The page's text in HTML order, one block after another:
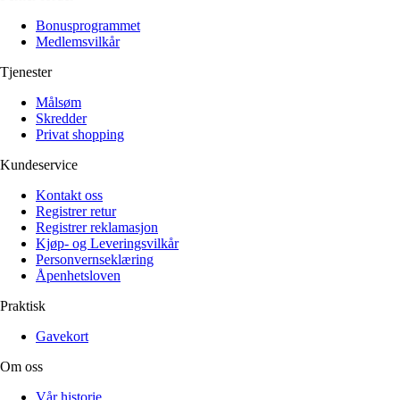
Klær
Reise
Informasjon
Tilbehør
Lukk
Alle artikler
Klær
Reise
Informasjon
Tilbehør
Målsøm
Lukk
Bonusprogrammet
Medlemsvilkår
Tjenester
Målsøm
Skredder
Privat shopping
Kundeservice
Kontakt oss
Registrer retur
Registrer reklamasjon
Kjøp- og Leveringsvilkår
Personvernseklæring
Åpenhetsloven
Praktisk
Gavekort
Om oss
Vår historie